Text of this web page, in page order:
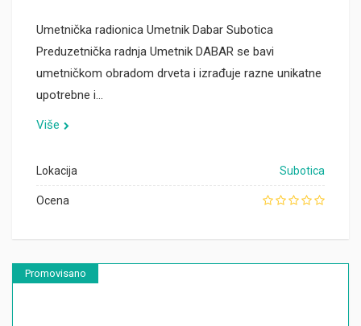
Umetnička radionica Umetnik Dabar Subotica
Preduzetnička radnja Umetnik DABAR se bavi
umetničkom obradom drveta i izrađuje razne unikatne
upotrebne i…
Više
Lokacija Subotica
Ocena
Promovisano